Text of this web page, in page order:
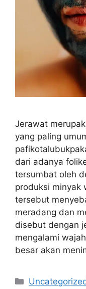
Jerawat
yang paling
dari adanya
tersumbat oleh
produksi minyak
tersebut
meradang dan
disebut dengan
mengalami
besar akan
Kategori